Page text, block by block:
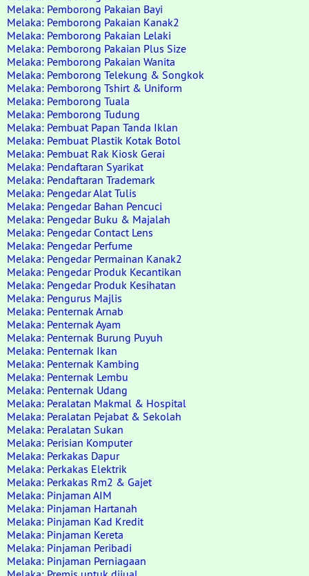
Melaka: Pemborong Pakaian Bayi
Melaka: Pemborong Pakaian Kanak2
Melaka: Pemborong Pakaian Lelaki
Melaka: Pemborong Pakaian Plus Size
Melaka: Pemborong Pakaian Wanita
Melaka: Pemborong Telekung & Songkok
Melaka: Pemborong Tshirt & Uniform
Melaka: Pemborong Tuala
Melaka: Pemborong Tudung
Melaka: Pembuat Papan Tanda Iklan
Melaka: Pembuat Plastik Kotak Botol
Melaka: Pembuat Rak Kiosk Gerai
Melaka: Pendaftaran Syarikat
Melaka: Pendaftaran Trademark
Melaka: Pengedar Alat Tulis
Melaka: Pengedar Bahan Pencuci
Melaka: Pengedar Buku & Majalah
Melaka: Pengedar Contact Lens
Melaka: Pengedar Perfume
Melaka: Pengedar Permainan Kanak2
Melaka: Pengedar Produk Kecantikan
Melaka: Pengedar Produk Kesihatan
Melaka: Pengurus Majlis
Melaka: Penternak Arnab
Melaka: Penternak Ayam
Melaka: Penternak Burung Puyuh
Melaka: Penternak Ikan
Melaka: Penternak Kambing
Melaka: Penternak Lembu
Melaka: Penternak Udang
Melaka: Peralatan Makmal & Hospital
Melaka: Peralatan Pejabat & Sekolah
Melaka: Peralatan Sukan
Melaka: Perisian Komputer
Melaka: Perkakas Dapur
Melaka: Perkakas Elektrik
Melaka: Perkakas Rm2 & Gajet
Melaka: Pinjaman AIM
Melaka: Pinjaman Hartanah
Melaka: Pinjaman Kad Kredit
Melaka: Pinjaman Kereta
Melaka: Pinjaman Peribadi
Melaka: Pinjaman Perniagaan